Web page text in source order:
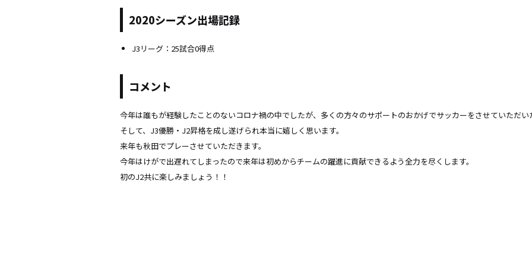
2020シーズン出場記録
J3リーグ：25試合0得点
コメント
今年は誰もが経験したことのないコロナ禍の中でしたが、多くの方々のサポートのおかげでサッカーをさせていただ
そして、J3優勝・J2昇格を成し遂げられ本当に嬉しく思います。
来年も秋田でプレーさせていただきます。
今年はけがで出遅れてしまったので来年は初めからチームの躍進に貢献できるよう全力を尽くします。
初のJ2共に楽しみましょう！！